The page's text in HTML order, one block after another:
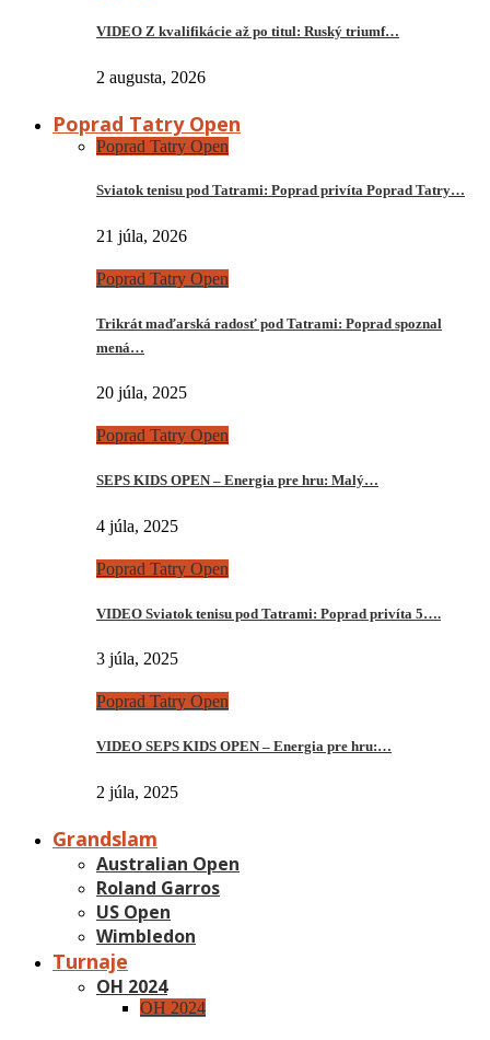
VIDEO Z kvalifikácie až po titul: Ruský triumf…
2 augusta, 2026
Poprad Tatry Open
Poprad Tatry Open
Sviatok tenisu pod Tatrami: Poprad privíta Poprad Tatry…
21 júla, 2026
Poprad Tatry Open
Trikrát maďarská radosť pod Tatrami: Poprad spoznal
mená…
20 júla, 2025
Poprad Tatry Open
SEPS KIDS OPEN – Energia pre hru: Malý…
4 júla, 2025
Poprad Tatry Open
VIDEO Sviatok tenisu pod Tatrami: Poprad privíta 5….
3 júla, 2025
Poprad Tatry Open
VIDEO SEPS KIDS OPEN – Energia pre hru:…
2 júla, 2025
Grandslam
Australian Open
Roland Garros
US Open
Wimbledon
Turnaje
OH 2024
OH 2024